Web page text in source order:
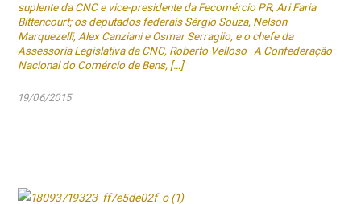
suplente da CNC e vice-presidente da Fecomércio PR, Ari Faria
Bittencourt; os deputados federais Sérgio Souza, Nelson
Marquezelli, Alex Canziani e Osmar Serraglio, e o chefe da
Assessoria Legislativa da CNC, Roberto Velloso A Confederação
Nacional do Comércio de Bens, […]
19/06/2015